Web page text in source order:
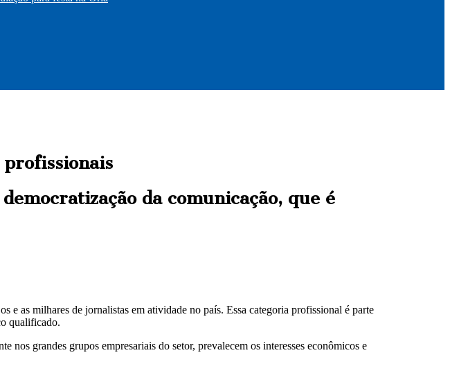
profissionais
da comunicação, que é
as milhares de jornalistas em atividade no país. Essa categoria profissional é parte
qualificado.
nos grandes grupos empresariais do setor, prevalecem os interesses econômicos e